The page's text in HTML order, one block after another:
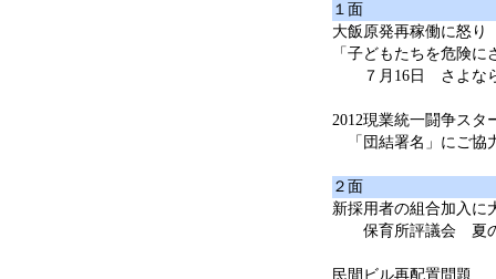
１面
大飯原発再稼働に怒り
「子どもたちを危険に
７月16日 さよなら
2012現業統一闘争スタ
「団結署名」にご協
２面
新採用者の組合加入に
保育所評議会 夏
民間ビル再配置問題